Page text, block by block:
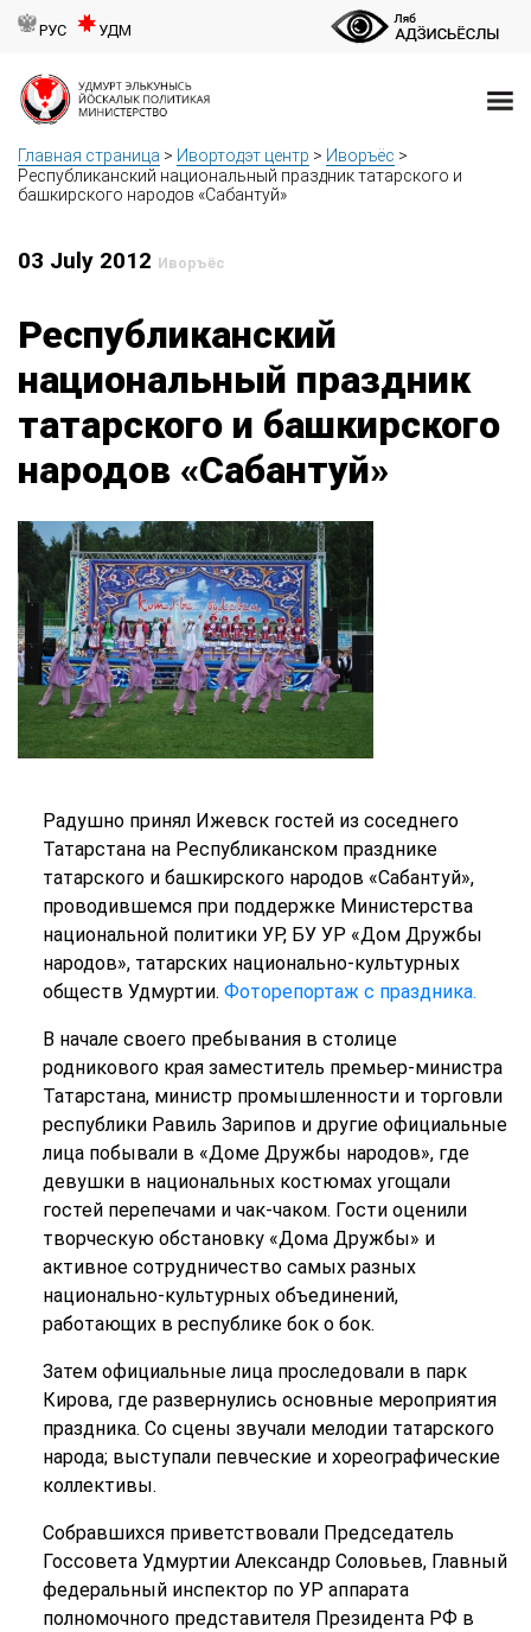
РУС УДМ
Главная страница > Ивортодэт центр > Иворъёс >
Республиканский национальный праздник татарского и
башкирского народов «Сабантуй»
03 July 2012 Иворъёс
Республиканский
национальный праздник
татарского и башкирского
народов «Сабантуй»
Радушно принял Ижевск гостей из соседнего
Татарстана на Республиканском празднике
татарского и башкирского народов «Сабантуй»,
проводившемся при поддержке Министерства
национальной политики УР, БУ УР «Дом Дружбы
народов», татарских национально-культурных
обществ Удмуртии. Фоторепортаж с праздника.
В начале своего пребывания в столице
родникового края заместитель премьер-министра
Татарстана, министр промышленности и торговли
республики Равиль Зарипов и другие официальные
лица побывали в «Доме Дружбы народов», где
девушки в национальных костюмах угощали
гостей перепечами и чак-чаком. Гости оценили
творческую обстановку «Дома Дружбы» и
активное сотрудничество самых разных
национально-культурных объединений,
работающих в республике бок о бок.
Затем официальные лица проследовали в парк
Кирова, где развернулись основные мероприятия
праздника. Со сцены звучали мелодии татарского
народа; выступали певческие и хореографические
коллективы.
Собравшихся приветствовали Председатель
Госсовета Удмуртии Александр Соловьев, Главный
федеральный инспектор по УР аппарата
полномочного представителя Президента РФ в